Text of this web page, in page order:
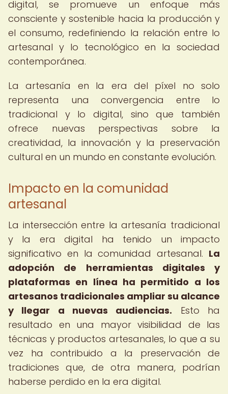
digital, se promueve un enfoque más
consciente y sostenible hacia la producción y
el consumo, redefiniendo la relación entre lo
artesanal y lo tecnológico en la sociedad
contemporánea.
La artesanía en la era del píxel no solo
representa una convergencia entre lo
tradicional y lo digital, sino que también
ofrece nuevas perspectivas sobre la
creatividad, la innovación y la preservación
cultural en un mundo en constante evolución.
Impacto en la comunidad
artesanal
La intersección entre la artesanía tradicional
y la era digital ha tenido un impacto
significativo en la comunidad artesanal. La
adopción de herramientas digitales y
plataformas en línea ha permitido a los
artesanos tradicionales ampliar su alcance
y llegar a nuevas audiencias. Esto ha
resultado en una mayor visibilidad de las
técnicas y productos artesanales, lo que a su
vez ha contribuido a la preservación de
tradiciones que, de otra manera, podrían
haberse perdido en la era digital.